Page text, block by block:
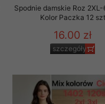
Spodnie damskie Roz 2XL-
Kolor Paczka 12 szt
16.00 zł
szczegóły